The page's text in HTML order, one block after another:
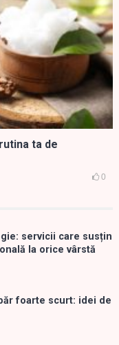
ta de
0
servicii care susțin
la orice vârstă
foarte scurt: idei de